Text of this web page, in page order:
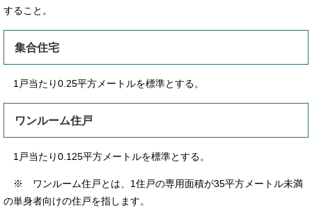
すること。
集合住宅
1戸当たり0.25平方メートルを標準とする。
ワンルーム住戸
1戸当たり0.125平方メートルを標準とする。
※ ワンルーム住戸とは、1住戸の専用面積が35平方メートル未満
の単身者向けの住戸を指します。